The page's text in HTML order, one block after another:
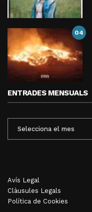
04
ENTRADES MENSUALS
MENSUALS
Avís Legal
Clàusules Legals
Política de Cookies